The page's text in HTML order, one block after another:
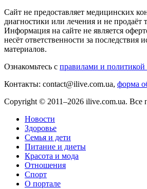
Сайт не предоставляет медицинских
диагностики или лечения и не продаёт
Информация на сайте не является
несёт ответственности за последствия
материалов.
Ознакомьтесь с правилами и политикой
Контакты: contact@ilive.com.ua, форма
Copyright © 2011–2026 ilive.com.ua. Все
Новости
Здоровье
Семья и дети
Питание и диеты
Красота и мода
Отношения
Спорт
О портале